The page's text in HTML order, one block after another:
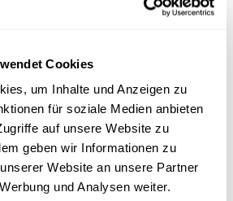
Cookies
um Inhalte und Anzeigen zu
für soziale Medien anbieten
auf unsere Website zu
geben wir Informationen zu
Website an unsere Partner
und Analysen weiter.
kleine
handwerklicher
und
Durch die Erfindung des
sich zahlreiche weitere